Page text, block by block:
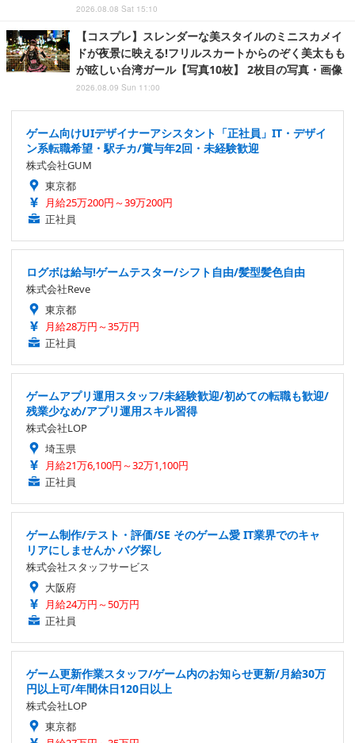
2026.08.08 Sat 15:10
【コスプレ】スレンダーな美スタイルのミニスカメイ
ドが夜景に映える!フリルスカートからのぞく美太もも
が眩しい台湾ガール【写真10枚】 2枚目の写真・画像
2026.08.09 Sun 11:00
ゲーム向けUIデザイナーアシスタント「正社員」IT・デザイ
ン系転職希望・駅チカ/賞与年2回・未経験歓迎
株式会社GUM
東京都
月給25万200円～39万200円
正社員
ログボは給与!ゲームテスター/シフト自由/髪型髪色自由
株式会社Reve
東京都
月給28万円～35万円
正社員
ゲームアプリ運用スタッフ/未経験歓迎/初めての転職も歓迎/
残業少なめ/アプリ運用スキル習得
株式会社LOP
埼玉県
月給21万6,100円～32万1,100円
正社員
ゲーム制作/テスト・評価/SE そのゲーム愛 IT業界でのキャ
リアにしませんか バグ探し
株式会社スタッフサービス
大阪府
月給24万円～50万円
正社員
ゲーム更新作業スタッフ/ゲーム内のお知らせ更新/月給30万
円以上可/年間休日120日以上
株式会社LOP
東京都